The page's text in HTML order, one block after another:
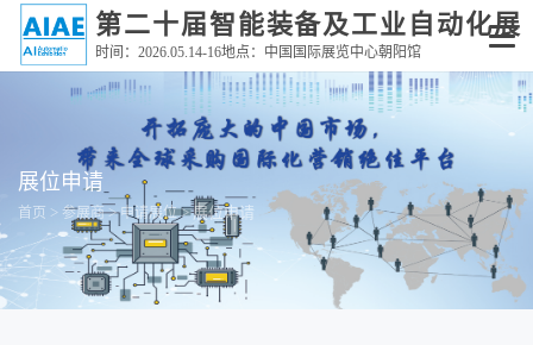
第二十届智能装备及工业自动化展
时间：2026.05.14-16地点：中国国际展览中心朝阳馆
展位申请
首页 > 参展商>申请展位> 展位申请